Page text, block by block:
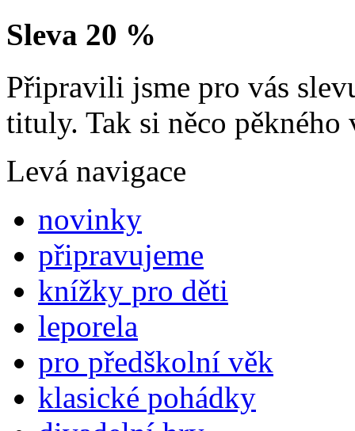
Sleva 20 %
Připravili jsme pro vás
tituly. Tak si něco pěkného
Levá navigace
novinky
připravujeme
knížky pro děti
leporela
pro předškolní věk
klasické pohádky